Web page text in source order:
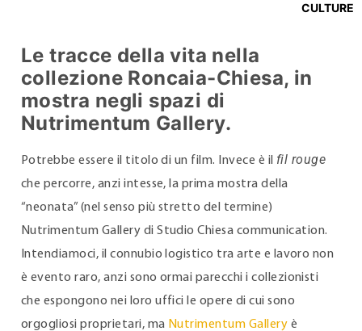
CULTURE
Le tracce della vita nella
collezione Roncaia-Chiesa, in
mostra negli spazi di
Nutrimentum Gallery.
Potrebbe essere il titolo di un film. Invece è il fil rouge
che percorre, anzi intesse, la prima mostra della
“neonata” (nel senso più stretto del termine)
Nutrimentum Gallery di Studio Chiesa communication.
Intendiamoci, il connubio logistico tra arte e lavoro non
è evento raro, anzi sono ormai parecchi i collezionisti
che espongono nei loro uffici le opere di cui sono
orgogliosi proprietari, ma Nutrimentum Gallery è